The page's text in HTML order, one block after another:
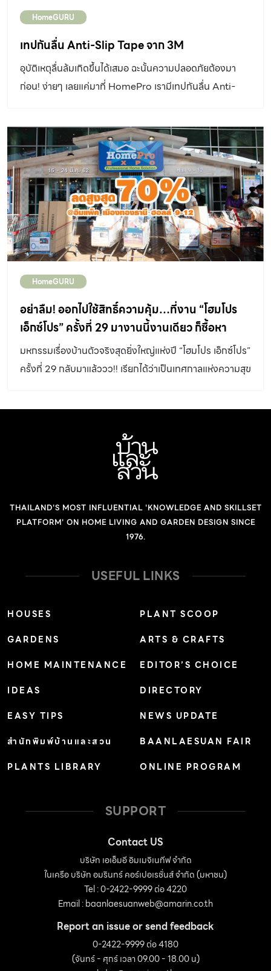
HomeGURU
เทปกันลื่น Anti-Slip Tape จาก 3M
อุบัติเหตุลื่นล้มเกิดขึ้นได้เสมอ ฉะนั้นความปลอดภัยต้องมา
ก่อน! ง่ายๆ เลยแค่มาที่ HomePro เรามีเทปกันลื่น Anti-
ยาก ดีขนาดนี้มีจำหน่ายแล้วที่ HomePro ดูรายละเอียดเพิ่ม
เติมและช้อปออนไลน์ได้ที่ : – เทปกันลื่น 3M 1″ x 18 ม. สีดำ
คลิก https://bit.ly/2IKVik8 – เทปกันลื่น 3M 1″ x 18 ม.
สีใส คลิก https://bit.ly/2tLE8yb No related posts.
HomeGURU
อย่าลืม! ออกไปใช้สิทธิ์ความคุ้ม…ที่งาน “โฮมโปร
เอ็กซ์โปร” ครั้งที่ 29 มางานนี้งานเดียว ก็ซื้อหา
สินค้าเพื่อบ้าน ได้อย่าง ครบถ้วน
มหกรรมเรื่องบ้านตัวจริงสุดยิ่งใหญ่แห่งปี “โฮมโปร เอ็กซ์โปร”
ครั้งที่ 29 กลับมาแล้ววว!! เรียกได้ว่าเป็นเทศกาลแห่งความสุข
บ้านมาให้เลือกชอปฯ กันครบ แบบสุดคุ้ม ตลอดทั้ง 10 วัน ไม่
เฟอร์นิเจอร์ตกแจ่งบ้านที่ต้องบอกว่าละลานตากว่าทุกปี สินค้า
เหล่านี้เดินหน้าเอามาลดราคากันถึง 70% แถมยังมีบริการติด
ตั้งฟรีให้อีกด้วย อะไรจะเจ๋งไปกว่านี้! และแน่นอนว่าภายในงาน
แล้ว ปีนี้ทางโฮมโปรเค้ายังมีไฮไลท์สุดพิเศษที่เรียกว่า
Commercial Zone Model Room ที่จำลองเอาโมเดล
อรี่, ร้านสมูตตี้ โฮลเทล เก๋ๆ, ร้านซัก อบ รีด หรือแม้แต่การ
แอนด์แมทซ์ ให้เข้าได้ทุกความต้องการทางธุรกิจขนาดเล็ก พูด
แค่นี้ก็เห็นภาพชัดขึ้นแล้วใช่มั้ยคะ ว่ามาที่นี่เรากล้ารับประกันได้
แต่ก็ยังไม่ได้หมดเพียงแค่นั้นค่ะ คุณผู้อ่านต้องตามเราไปดูกัน
ต่อว่างานนี้จะมีอะไรที่พิเศษๆ มาจัดแสดงให้เลือกซื้อบ้าง บอก
ที่แรกอีกด้วย เอาล่ะค่ะ! เราอย่ามัวรอช้ากันอยู่เลย ไปดูกันดี
THAILAND'S MOST INFLUENTIAL 'KNOWLEDGE AND SKILLSET
PLATFORM' ON HOME LIVING AND GARDEN DESIGN SINCE
1976.
USEFUL LINKS
HOUSES
GARDENS
HOME MAINTENANCE
IDEAS
EASY TIPS
สำนักพิมพ์บ้านและสวน
PLANTS LIBRARY
PLANT SCOOP
ARTS & CRAFTS
EDITOR’S CHOICE
DIRECTORY
NEWS UPDATE
BAANLAESUAN FAIR
ONLINE PROGRAM
SUPPORT
Contact US
บริษัท เอเอ็มอี อิมเมจิเนทีฟ จำกัด
ในเครือ บริษัท อมรินทร์ คอร์เปอเรชั่นส์ จำกัด (มหาชน)
Tel : 0-2422-9999 ต่อ 4220
Email :baanlaesuanweb@amarin.co.th
Report an issue or send feedback
0-2422-9999 ต่อ 4180
(จันทร์ - ศุกร์ เวลา 09.00 - 18.00 น)